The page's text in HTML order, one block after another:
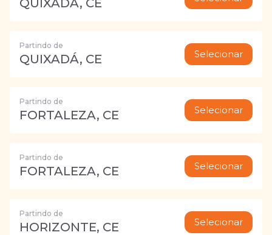
QUIXADÁ, CE
Partindo de
QUIXADÁ, CE Selecionar
Partindo de
FORTALEZA, CE Selecionar
Partindo de
FORTALEZA, CE Selecionar
Partindo de
HORIZONTE, CE Selecionar